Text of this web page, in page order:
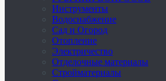
Инструменты
Водоснабжение
Сад и Огород
Отопление
Электричество
Отделочные материалы
Стройматериалы